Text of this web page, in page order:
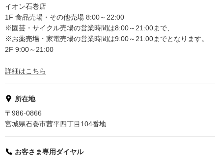
イオン石巻店
1F 食品売場・その他売場 8:00～22:00
※園芸・サイクル売場の営業時間は8:00～21:00まで、
※お薬売場・家電売場の営業時間は9:00～21:00までとなります。
2F 9:00～21:00
詳細はこちら
所在地
〒986-0866
宮城県石巻市茜平四丁目104番地
お客さま専用ダイヤル